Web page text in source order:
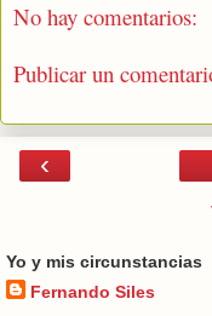
No hay comentarios:
Publicar un
‹
Yo y mis circunstancias
Fernando Siles